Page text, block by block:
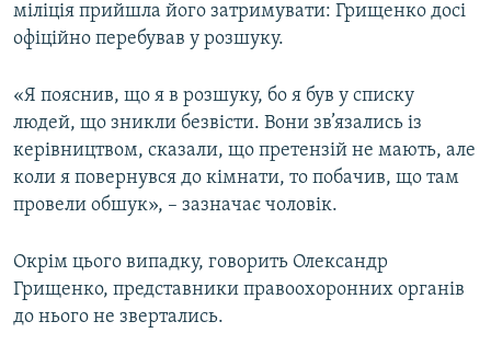
міліція прийшла його затримувати: Грищенко досі
офіційно перебував у розшуку.
«Я пояснив, що я в розшуку, бо я був у списку
людей, що зникли безвісти. Вони зв’язались із
керівництвом, сказали, що претензій не мають, але
коли я повернувся до кімнати, то побачив, що там
провели обшук», – зазначає чоловік.
Окрім цього випадку, говорить Олександр
Грищенко, представники правоохоронних органів
до нього не звертались.